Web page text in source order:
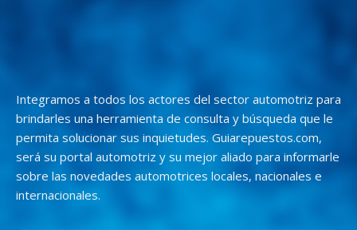
Integramos a todos los actores del sector automotriz para
brindarles una herramienta de consulta y búsqueda que le
permita solucionar sus inquietudes. Guiarepuestos.com,
será su portal automotriz y su mejor aliado para informarle
sobre las novedades automotrices locales, nacionales e
internacionales.